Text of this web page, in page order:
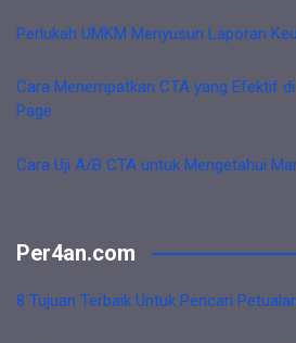
Perlukah UMKM Menyusun Laporan
Cara Menempatkan CTA yang Efektif
Page
Cara Uji A/B CTA untuk Mengetahui
Per4an.com
8 Tujuan Terbaik Untuk Pencari